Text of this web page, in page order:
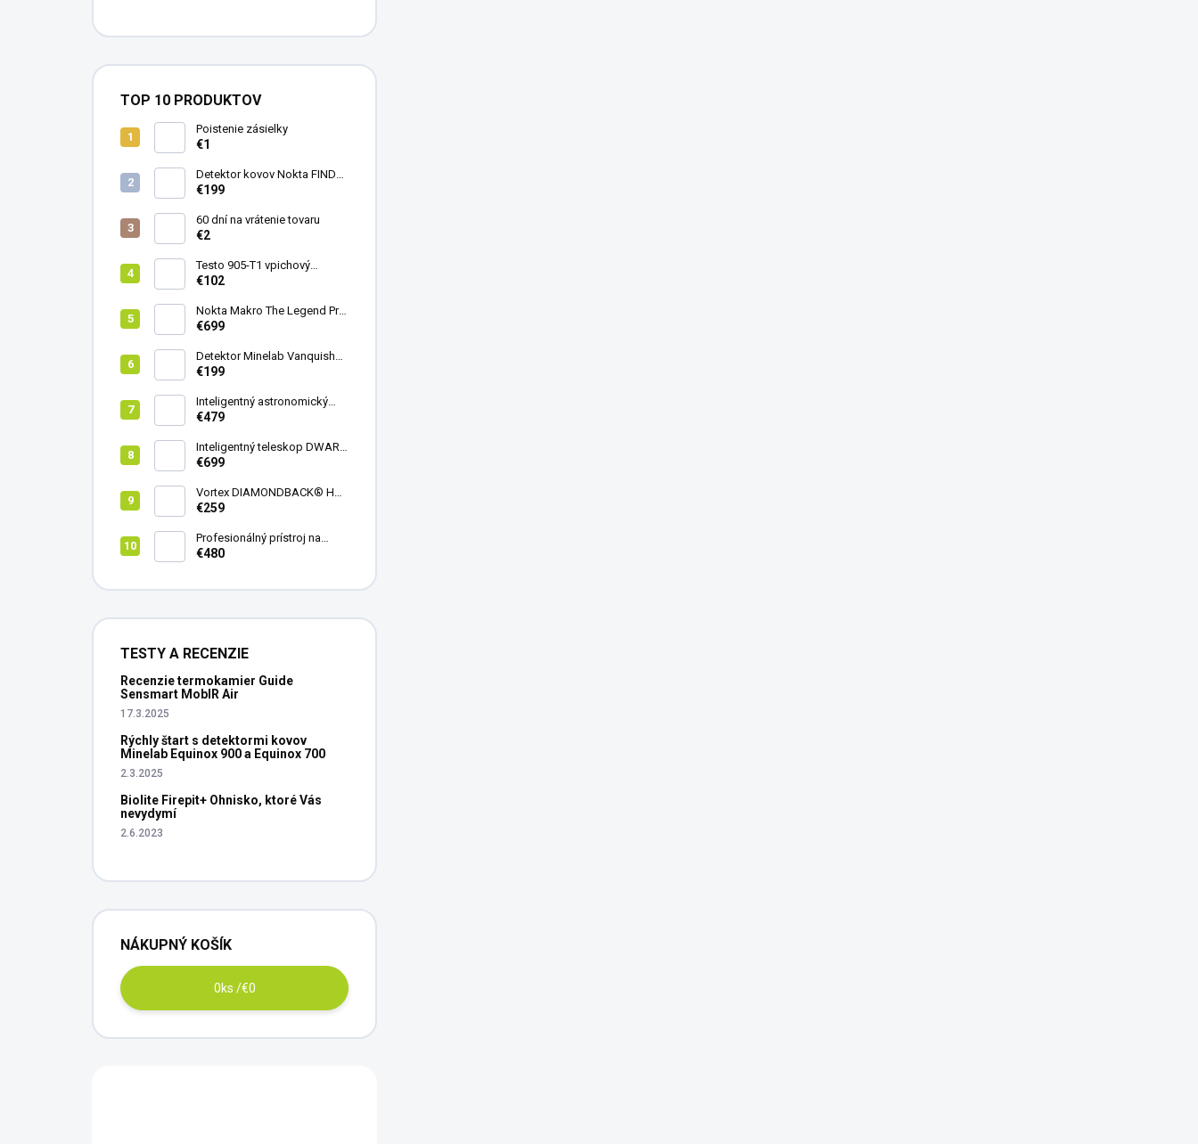
TOP 10 PRODUKTOV
Poistenie zásielky
€1
Detektor kovov Nokta FINDX
Pro
€199
60 dní na vrátenie tovaru
€2
Testo 905-T1 vpichový
teplomer
€102
Nokta Makro The Legend Pro
Pack - model 2024
€699
Detektor Minelab Vanquish
340
€199
Inteligentný astronomický
teleskop DwarfLab Dwarf
€479
Inteligentný teleskop DWARF
III + originálny statív DWARF 3
€699
Vortex DIAMONDBACK® HD
8X42
€259
Profesionálný prístroj na
vedenie vŕtania Laserliner
€480
TESTY A RECENZIE
Recenzie termokamier Guide
Sensmart MobIR Air
17.3.2025
Rýchly štart s detektormi kovov
Minelab Equinox 900 a Equinox 700
2.3.2025
Biolite Firepit+ Ohnisko, ktoré Vás
nevydymí
2.6.2023
NÁKUPNÝ KOŠÍK
0ks /€0